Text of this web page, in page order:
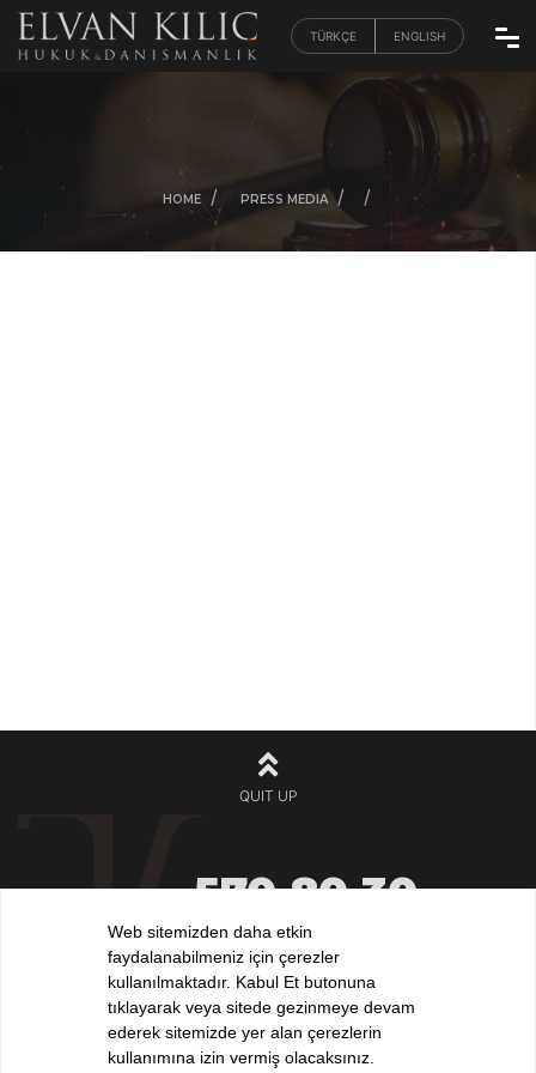
TÜRKÇE ENGLISH
HOME / PRESS MEDIA / /
QUIT UP
570 80 30
+90 532532 32 32
iletisim@elvankilic.com
FOLLOW US !
Web sitemizden daha etkin
faydalanabilmeniz için çerezler
kullanılmaktadır. Kabul Et butonuna
tıklayarak veya sitede gezinmeye devam
ederek sitemizde yer alan çerezlerin
kullanımına izin vermiş olacaksınız.